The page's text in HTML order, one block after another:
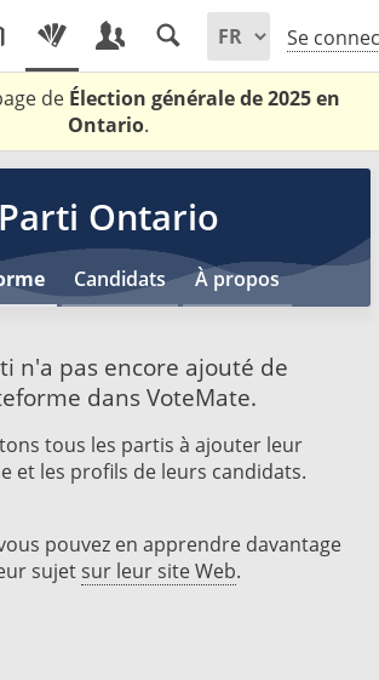
Se
de Élection générale de 2025 en
Ontario.
Parti Ontario
Candidats À propos
n'a pas encore ajouté de
dans VoteMate.
tous les partis à ajouter leur
et les profils de leurs candidats.
pouvez en apprendre davantage
sujetsur leur site Web.